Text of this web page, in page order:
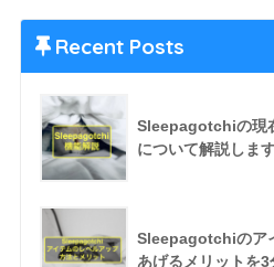
Recent Posts
Sleepagotchiの現
について解説します
Sleepagotchiのア
あげるメリットを3